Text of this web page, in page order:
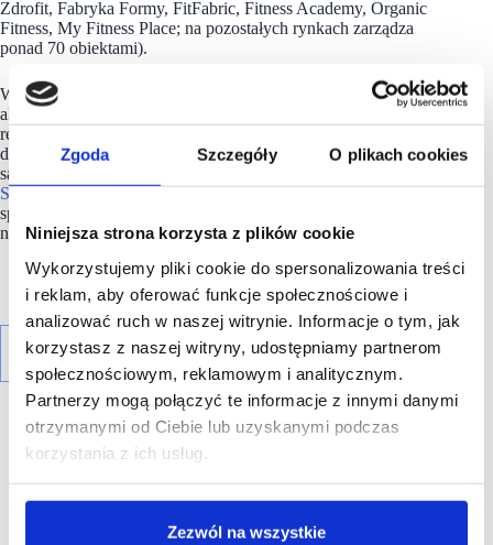
Zgoda Szczegóły O plikach cookies
Niniejsza strona korzysta z plików cookie
Wykorzystujemy pliki cookie do spersonalizowania treści
i reklam, aby oferować funkcje społecznościowe i
analizować ruch w naszej witrynie. Informacje o tym, jak
korzystasz z naszej witryny, udostępniamy partnerom
społecznościowym, reklamowym i analitycznym.
Partnerzy mogą połączyć te informacje z innymi danymi
otrzymanymi od Ciebie lub uzyskanymi podczas
korzystania z ich usług.
Zezwól na wszystkie
Zdrofit, Fabryka Formy, FitFabric, Fitness Academy, Organic
Fitness, My Fitness Place; na pozostałych rynkach zarządza
ponad 70 obiektami).
Ważnym obszarem działań Benefit Systems jest promowanie
aktywnego stylu życia na każdym jego etapie, dlatego Spółka
realizuje inicjatywy wspierające aktywność fizyczną dzieci,
dorosłych oraz seniorów. Cele te realizowane
są m.in. przez Fundację MultiSport. Od 2018 roku
Systemsjest częścią globalnej inicjatywy B Corp, zrzeszającej
spółki działające i angażujące się w rozwiązywanie
najważniejszych problemów społecznych.